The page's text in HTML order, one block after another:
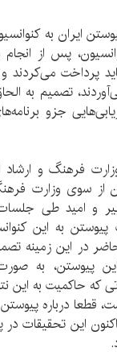
ایران به
پس از انجام
پرداخت می‌کردند
تصمیم به
جزو
فرهنگ و ارشاد
از سوی وزارت
و امید طی
به این
در این زمینه
این پیوستن، به
حاکمیت به این
قطعا درباره
این تحقیقات